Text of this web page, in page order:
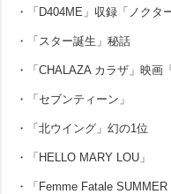
・「D404ME」収録「ノクタ
・「スター誕生」秘話
・「CHALAZA カラザ」映画
・「セブンティーン」
・「北ウイング」幻の1位
・「HELLO MARY LOU」
・「Femme Fatale